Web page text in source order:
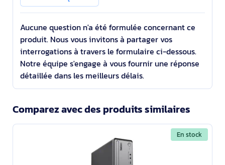
SDRAM 256 Go SSD Wind
Aucune question n'a été formulée concernant ce
produit. Nous vous invitons à partager vos
interrogations à travers le formulaire ci-dessous.
Notre équipe s'engage à vous fournir une réponse
détaillée dans les meilleurs délais.
Comparez avec des produits similaires
En stock